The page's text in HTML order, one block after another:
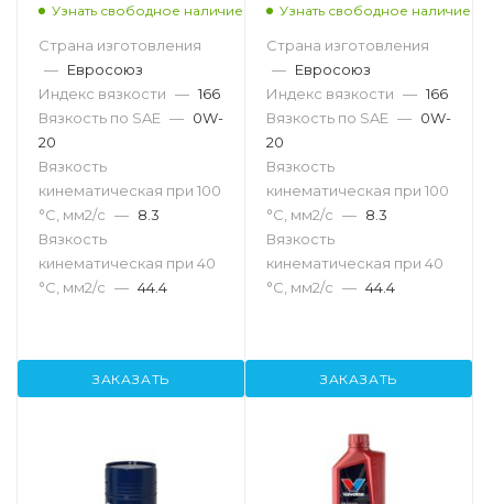
Узнать свободное наличие
Страна изготовления
— Евросоюз
Индекс вязкости — 166
Вязкость по SAE — 0W-
20
Вязкость
кинематическая при 100
°С, мм2/с — 8.3
Вязкость
кинематическая при 40
°С, мм2/с — 44.4
ЗАКАЗАТЬ
Узнать свободное наличие
Страна изготовления
— Евросоюз
Индекс вязкости — 166
Вязкость по SAE — 0W-
20
Вязкость
кинематическая при 100
°С, мм2/с — 8.3
Вязкость
кинематическая при 40
°С, мм2/с — 44.4
ЗАКАЗАТЬ